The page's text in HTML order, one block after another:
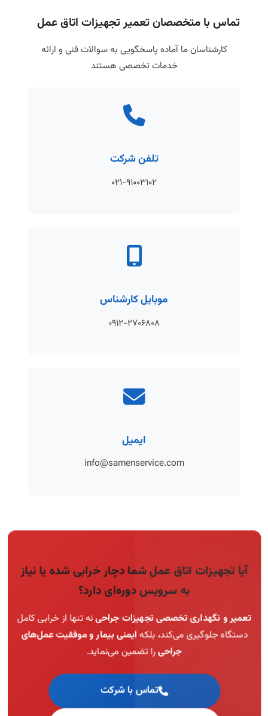
تماس با متخصصان تعمیر تجهیزات اتاق عمل
کارشناسان ما آماده پاسخگویی به سوالات فنی و ارائه
خدمات تخصصی هستند
تلفن شرکت
۰۲۱-۹۱۰۰۳۱۰۲
موبایل کارشناس
۰۹۱۲-۲۷۰۶۸۰۸
ایمیل
info@samenservice.com
آیا تجهیزات اتاق عمل شما دچار خرابی شده یا نیاز
به سرویس دوره‌ای دارد؟
تعمیر و نگهداری تخصصی تجهیزات جراحینه تنها از خرابی کامل
دستگاه جلوگیری می‌کند، بلکه ایمنی بیمار و موفقیت عمل‌های
جراحیرا تضمین می‌نماید.
تماس با شرکت